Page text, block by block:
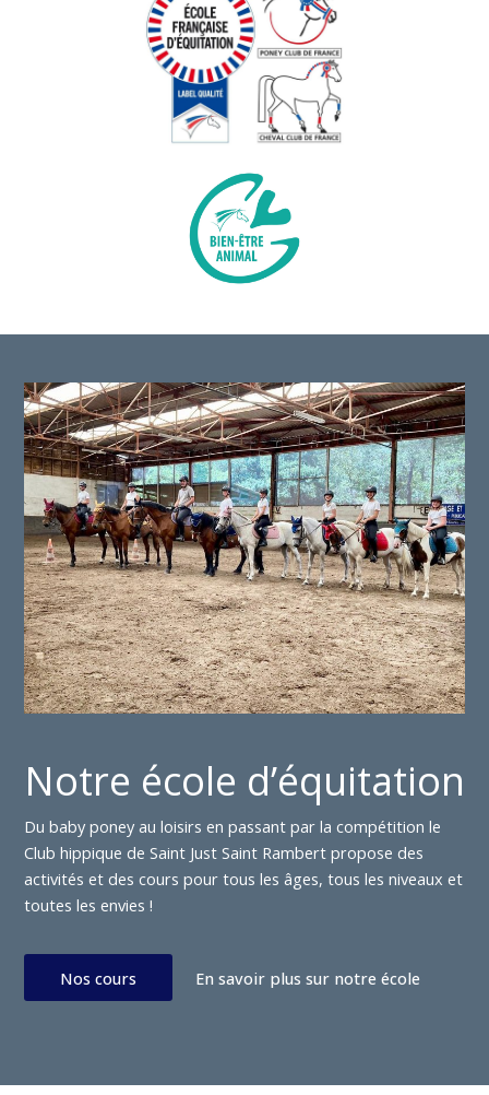
Notre école d’équitation
Du baby poney au loisirs en passant par la compétition le
Club hippique de Saint Just Saint Rambert propose des
activités et des cours pour tous les âges, tous les niveaux et
toutes les envies !
Nos cours En savoir plus sur notre école